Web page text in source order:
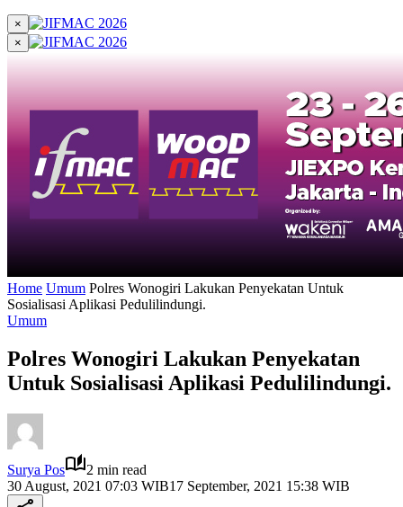
×
×
Home Umum Polres Wonogiri Lakukan Penyekatan Untuk
Sosialisasi Aplikasi Pedulilindungi.
Umum
Polres Wonogiri Lakukan Penyekatan
Untuk Sosialisasi Aplikasi Pedulilindungi.
Surya Pos
2 min read
30 August, 2021 07:03 WIB17 September, 2021 15:38 WIB